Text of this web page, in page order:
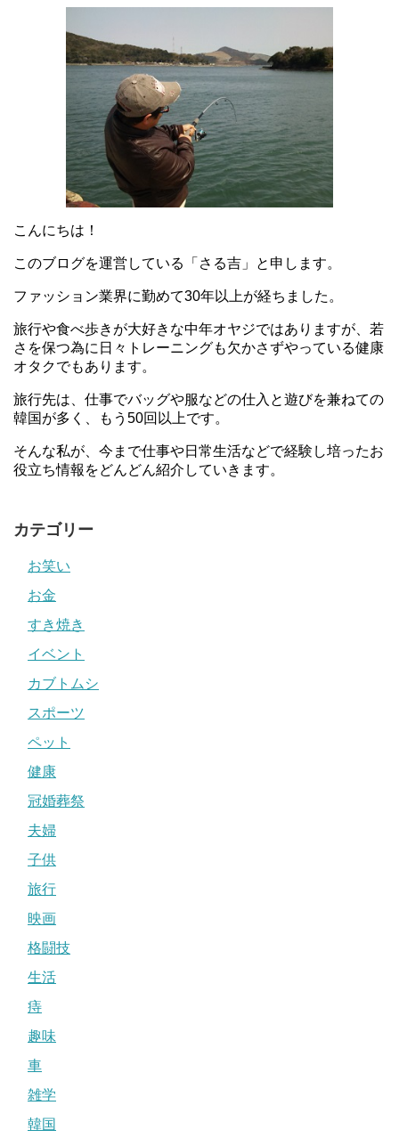
こんにちは！
このブログを運営している「さる吉」と申します。
ファッション業界に勤めて30年以上が経ちました。
旅行や食べ歩きが大好きな中年オヤジではありますが、若
さを保つ為に日々トレーニングも欠かさずやっている健康
オタクでもあります。
旅行先は、仕事でバッグや服などの仕入と遊びを兼ねての
韓国が多く、もう50回以上です。
そんな私が、今まで仕事や日常生活などで経験し培ったお
役立ち情報をどんどん紹介していきます。
カテゴリー
お笑い
お金
すき焼き
イベント
カブトムシ
スポーツ
ペット
健康
冠婚葬祭
夫婦
子供
旅行
映画
格闘技
生活
痔
趣味
車
雑学
韓国